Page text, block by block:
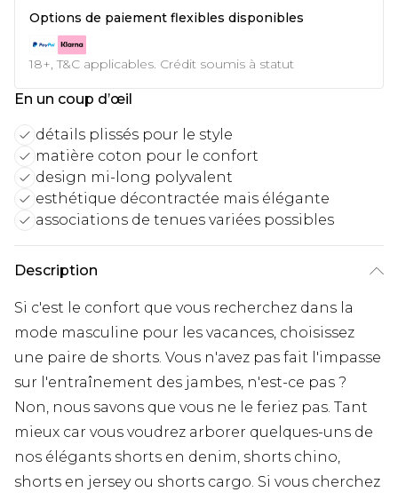
Options de paiement flexibles disponibles
18+, T&C applicables. Crédit soumis à statut
En un coup d’œil
détails plissés pour le style
matière coton pour le confort
design mi-long polyvalent
esthétique décontractée mais élégante
associations de tenues variées possibles
Description
Si c'est le confort que vous recherchez dans la
mode masculine pour les vacances, choisissez
une paire de shorts. Vous n'avez pas fait l'impasse
sur l'entraînement des jambes, n'est-ce pas ?
Non, nous savons que vous ne le feriez pas. Tant
mieux car vous voudrez arborer quelques-uns de
nos élégants shorts en denim, shorts chino,
shorts en jersey ou shorts cargo. Si vous cherchez